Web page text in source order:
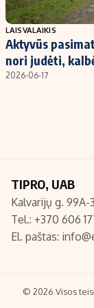
Populiarios
Investavimas
Akcijų rinka
Redakcija
Turinio žymėjimo
LAISVALAIKIS
Aktyvūs
nori judėti,
2026-06-17
TIPRO, UAB
Kalvarijų g. 99A-
Tel.: +370 606
El. paštas:
© 2026 Visos